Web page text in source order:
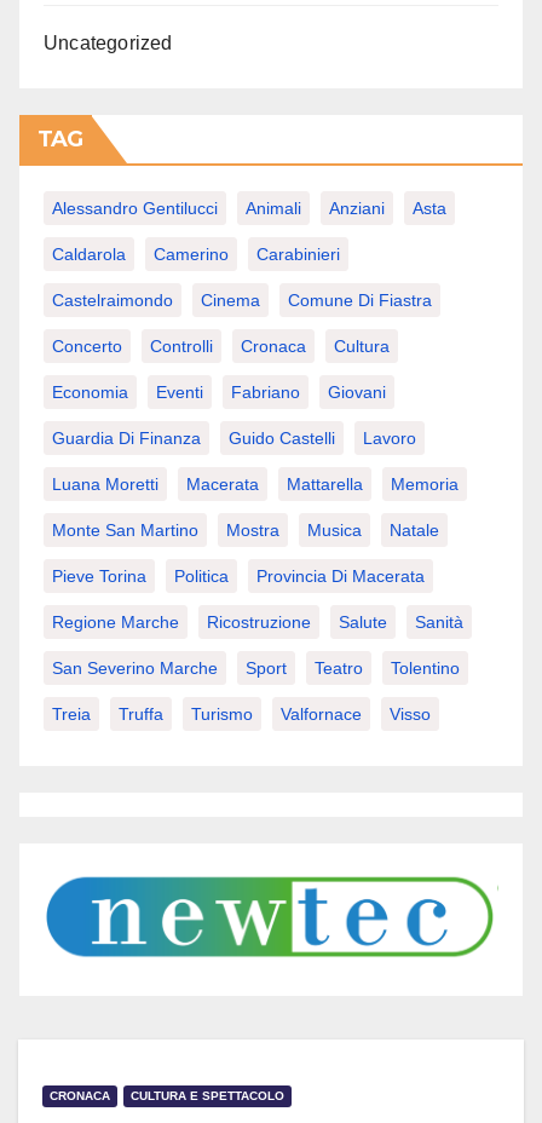
Uncategorized
TAG
Alessandro Gentilucci Animali Anziani Asta
Caldarola Camerino Carabinieri
Castelraimondo Cinema Comune Di Fiastra
Concerto Controlli Cronaca Cultura
Economia Eventi Fabriano Giovani
Guardia Di Finanza Guido Castelli Lavoro
Luana Moretti Macerata Mattarella Memoria
Monte San Martino Mostra Musica Natale
Pieve Torina Politica Provincia Di Macerata
Regione Marche Ricostruzione Salute Sanità
San Severino Marche Sport Teatro Tolentino
Treia Truffa Turismo Valfornace Visso
CRONACA CULTURA E SPETTACOLO